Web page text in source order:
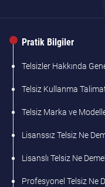
Pratik Bilgiler
Telsizler Hakkında
Telsiz Kullanma
Telsiz Marka ve
Lisanssız Telsiz Ne
Lisanslı Telsiz Ne
Profesyonel Telsiz Ne